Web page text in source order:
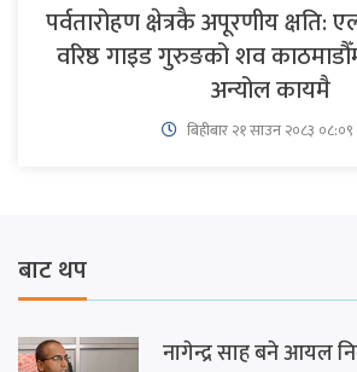
पर्वतारोहण क्षेत्रकै अपूरणीय क्षति:
वरिष्ठ गाइड गुरुङको शव
अन्योल कायमै
बिहीबार २१ साउन २०८३
बाट थप
नागेन्द्र साह बने आयल